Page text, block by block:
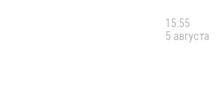
15:55
5 августа